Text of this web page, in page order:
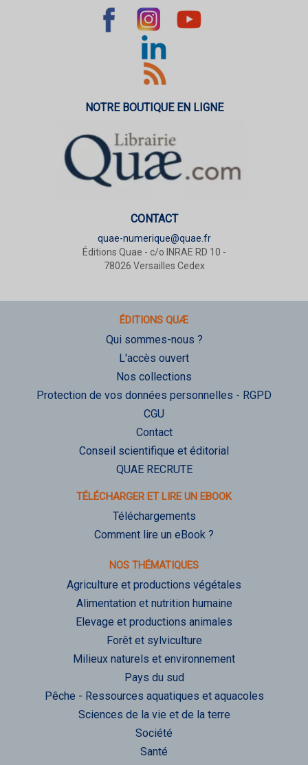
NOTRE BOUTIQUE EN LIGNE
CONTACT
quae-numerique@quae.fr
Éditions Quae - c/o INRAE RD 10 -
78026 Versailles Cedex
ÉDITIONS QUÆ
Qui sommes-nous ?
L'accès ouvert
Nos collections
Protection de vos données personnelles - RGPD
CGU
Contact
Conseil scientifique et éditorial
QUAE RECRUTE
TÉLÉCHARGER ET LIRE UN EBOOK
Téléchargements
Comment lire un eBook ?
NOS THÉMATIQUES
Agriculture et productions végétales
Alimentation et nutrition humaine
Elevage et productions animales
Forêt et sylviculture
Milieux naturels et environnement
Pays du sud
Pêche - Ressources aquatiques et aquacoles
Sciences de la vie et de la terre
Société
Santé